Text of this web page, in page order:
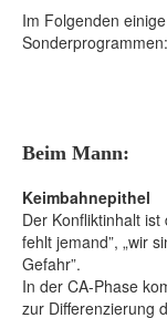
Im Folgenden
Sonderprogrammen:
Beim Mann:
Keimbahnepithel
Der Konfliktinhalt ist
fehlt jemand”, „wir
Gefahr”.
In der CA-Phase
zur Differenzierung